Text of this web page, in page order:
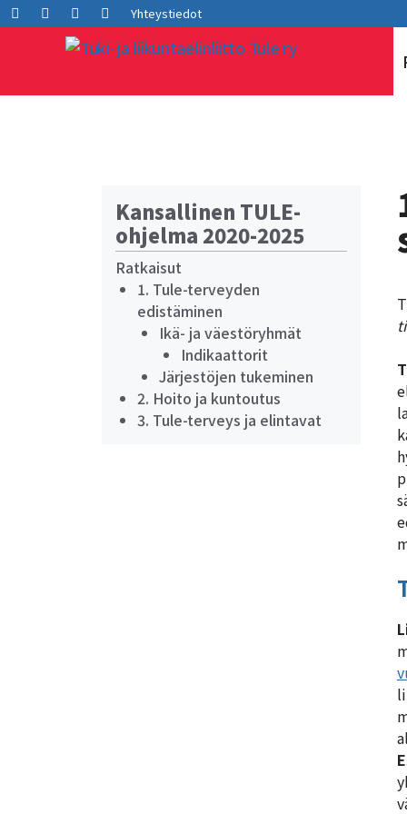
Siirry
sisältöön
FacebookLInkedInInstagramYoutube
Yhteystiedot
Kansallinen TULE-
ohjelma 2020-2025
Ratkaisut
1. Tule-terveyden
edistäminen
Ikä- ja väestöryhmät
Indikaattorit
Järjestöjen tukeminen
2. Hoito ja kuntoutus
3. Tule-terveys ja elintavat